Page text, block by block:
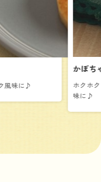
風味に♪
かぼち
ホクホ
味に♪